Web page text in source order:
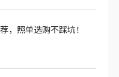
，照单选购不踩坑！